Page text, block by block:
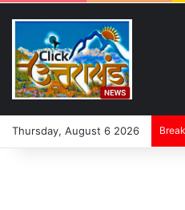
Thursday, August 6 2026